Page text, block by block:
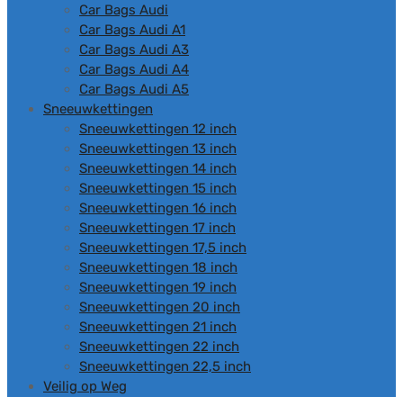
Car Bags Audi
Car Bags Audi A1
Car Bags Audi A3
Car Bags Audi A4
Car Bags Audi A5
Sneeuwkettingen
Sneeuwkettingen 12 inch
Sneeuwkettingen 13 inch
Sneeuwkettingen 14 inch
Sneeuwkettingen 15 inch
Sneeuwkettingen 16 inch
Sneeuwkettingen 17 inch
Sneeuwkettingen 17,5 inch
Sneeuwkettingen 18 inch
Sneeuwkettingen 19 inch
Sneeuwkettingen 20 inch
Sneeuwkettingen 21 inch
Sneeuwkettingen 22 inch
Sneeuwkettingen 22,5 inch
Veilig op Weg